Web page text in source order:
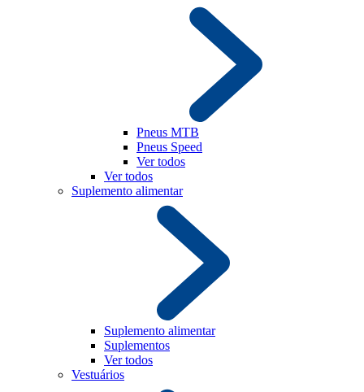
Pneus MTB
Pneus Speed
Ver todos
Ver todos
Suplemento alimentar
Suplemento alimentar
Suplementos
Ver todos
Vestuários